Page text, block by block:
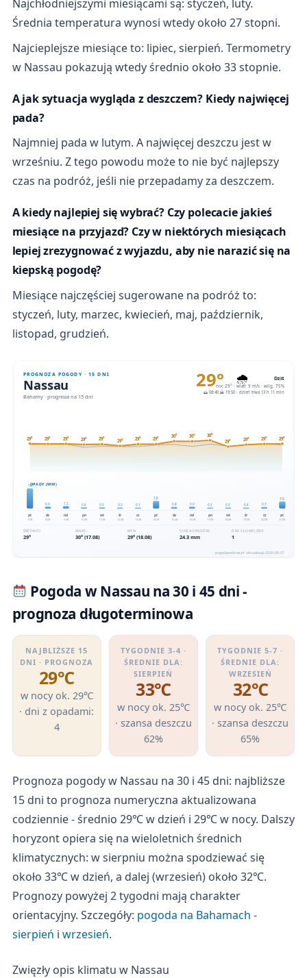
Najchłodniejszymi miesiącami są: styczeń, luty.
Średnia temperatura wynosi wtedy około 27 stopni.
Najcieplejsze miesiące to: lipiec, sierpień. Termometry
w Nassau pokazują wtedy średnio około 33 stopnie.
A jak sytuacja wygląda z deszczem? Kiedy najwięcej
pada?
Najmniej pada w lutym. A najwięcej deszczu jest w
wrześniu. Z tego powodu może to nie być najlepszy
czas na podróż, jeśli nie przepadamy za deszczem.
A kiedy najlepiej się wybrać? Czy polecacie jakieś
miesiące na przyjazd? Czy w niektórych miesiącach
lepiej zrezygnować z wyjazdu, aby nie narazić się na
kiepską pogodę?
Miesiące najczęściej sugerowane na podróż to:
styczeń, luty, marzec, kwiecień, maj, październik,
listopad, grudzień.
Pogoda w Nassau na 30 i 45 dni -
prognoza długoterminowa
NAJBLIŻSZE 15
DNI · PROGNOZA
29℃
w nocy ok. 29℃
· dni z opadami:
4
TYGODNIE 3-4 ·
ŚREDNIE DLA:
SIERPIEŃ
33℃
w nocy ok. 25℃
· szansa deszczu
62%
TYGODNIE 5-7 ·
ŚREDNIE DLA:
WRZESIEŃ
32℃
w nocy ok. 25℃
· szansa deszczu
65%
Prognoza pogody w Nassau na 30 i 45 dni: najbliższe
15 dni to prognoza numeryczna aktualizowana
codziennie - średnio 29℃ w dzień i 29℃ w nocy. Dalszy
horyzont opiera się na wieloletnich średnich
klimatycznych: w sierpniu można spodziewać się
około 33℃ w dzień, a dalej (wrzesień) około 32℃.
Prognozy powyżej 2 tygodni mają charakter
orientacyjny. Szczegóły: pogoda na Bahamach -
sierpień i wrzesień.
Zwięzły opis klimatu w Nassau